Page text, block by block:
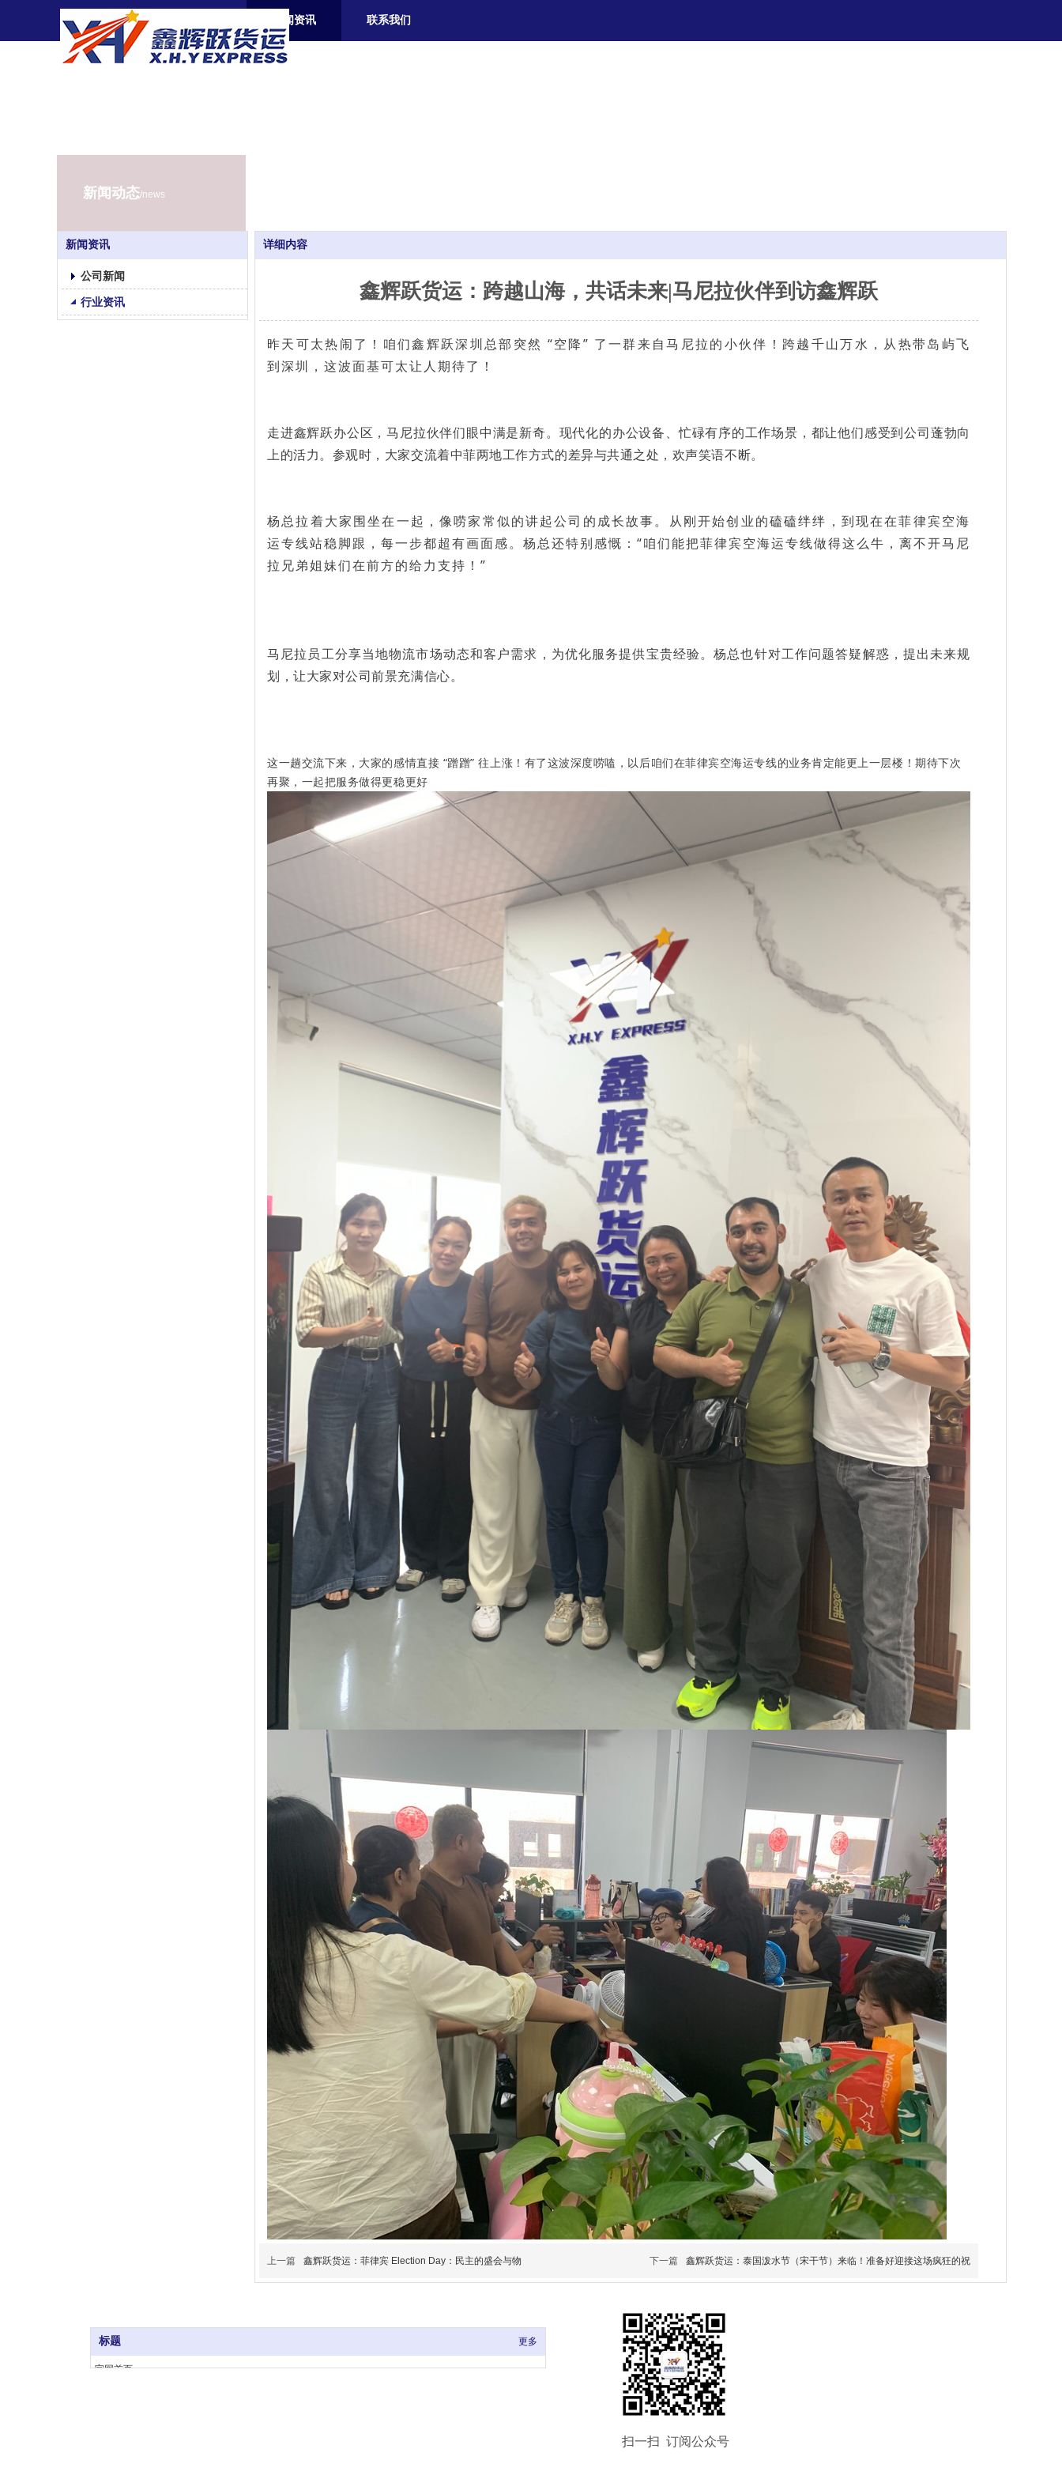
首页 新闻资讯 联系我们
新闻动态/news
新闻资讯
公司新闻
行业资讯
详细内容
鑫辉跃货运：跨越山海，共话未来|马尼拉伙伴到访鑫辉跃
昨天可太热闹了！咱们鑫辉跃深圳总部突然 “空降” 了一群来自马尼拉的小伙伴！跨越千山万水，从热带岛屿飞
到深圳，这波面基可太让人期待了！
走进鑫辉跃办公区，马尼拉伙伴们眼中满是新奇。现代化的办公设备、忙碌有序的工作场景，都让他们感受到公司蓬勃向
上的活力。参观时，大家交流着中菲两地工作方式的差异与共通之处，欢声笑语不断。
杨总拉着大家围坐在一起，像唠家常似的讲起公司的成长故事。从刚开始创业的磕磕绊绊，到现在在菲律宾空海
运专线站稳脚跟，每一步都超有画面感。杨总还特别感慨：“咱们能把菲律宾空海运专线做得这么牛，离不开马尼
拉兄弟姐妹们在前方的给力支持！”
马尼拉员工分享当地物流市场动态和客户需求，为优化服务提供宝贵经验。杨总也针对工作问题答疑解惑，提出未来规
划，让大家对公司前景充满信心。
这一趟交流下来，大家的感情直接 “蹭蹭” 往上涨！有了这波深度唠嗑，以后咱们在菲律宾空海运专线的业务肯定能更上一层楼！期待下次
再聚，一起把服务做得更稳更好
上一篇 鑫辉跃货运：菲律宾 Election Day：民主的盛会与物 下一篇 鑫辉跃货运：泰国泼水节（宋干节）来临！准备好迎接这场疯狂的祝
标题 更多
官网首页
扫一扫 订阅公众号